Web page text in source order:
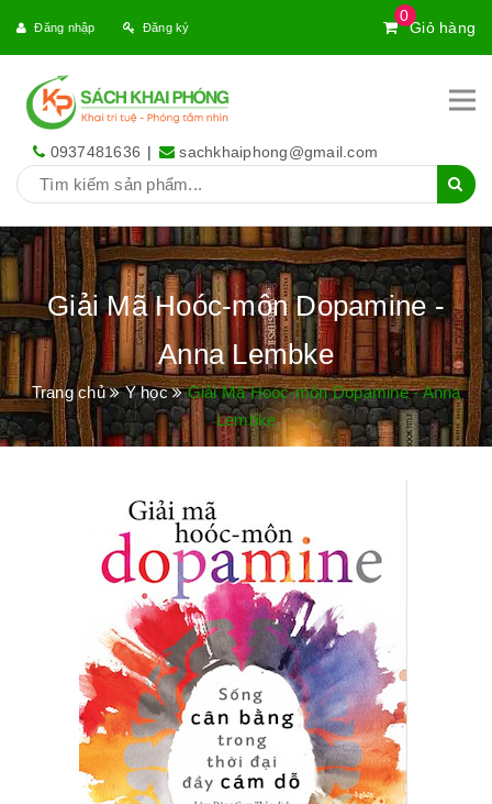
0
Giỏ hàng
Đăng nhập Đăng ký
0937481636 | sachkhaiphong@gmail.com
Giải Mã Hoóc-môn Dopamine -
Anna Lembke
Trang chủ Y học
Giải Mã Hoóc-môn Dopamine - Anna
Lembke